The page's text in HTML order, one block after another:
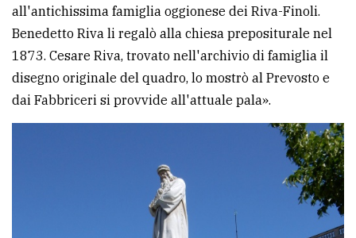
all'antichissima famiglia oggionese dei Riva-Finoli.
Benedetto Riva li regalò alla chiesa prepositurale nel
1873. Cesare Riva, trovato nell'archivio di famiglia il
disegno originale del quadro, lo mostrò al Prevosto e
dai Fabbriceri si provvide all'attuale pala».